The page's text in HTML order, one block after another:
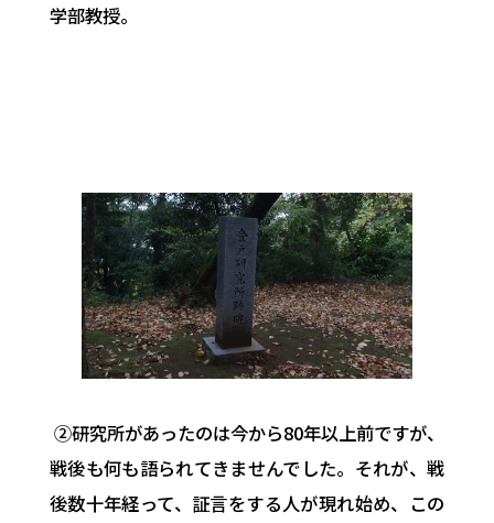
学部教授。
②研究所があったのは今から80年以上前ですが、
戦後も何も語られてきませんでした。それが、戦
後数十年経って、証言をする人が現れ始め、この